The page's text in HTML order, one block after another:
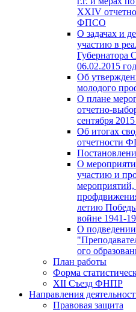
XXIV
ФПСО
О задачах и
участию в
Губернатора
06.02.2015
Об
молодого
О плане
отчетно-
сентября
Об итогах
отчетности
О
участию и
летию
войне 1941-
О подведении
ого
План работы
Форма
XII Съезд ФНПР
Направления
Правовая защита